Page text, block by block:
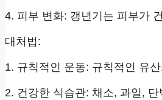
4. 피부 변화: 갱년기는 피부가
대처법:
1. 규칙적인 운동: 규칙적인 유
2. 건강한 식습관: 채소, 과일,